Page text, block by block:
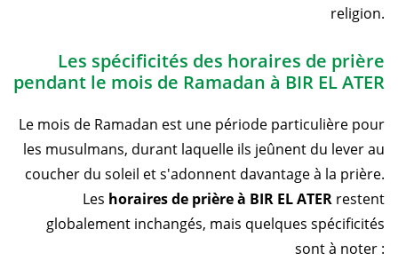
religion.
Les spécificités des horaires de prière
pendant le mois de Ramadan à BIR EL ATER
Le mois de Ramadan est une période particulière pour
les musulmans, durant laquelle ils jeûnent du lever au
coucher du soleil et s'adonnent davantage à la prière.
Les horaires de prière à BIR EL ATER restent
globalement inchangés, mais quelques spécificités
sont à noter :